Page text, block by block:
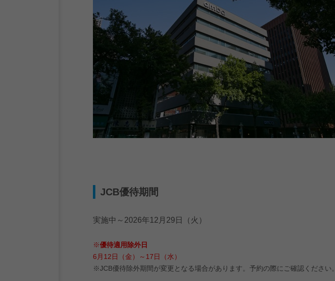
JCB優待期間
実施中～2026年12月29日（火）
※優待適用除外日
6月12日（金）～17日（水）
※JCB優待除外期間が変更となる場合があります。予約の際にご確認ください。